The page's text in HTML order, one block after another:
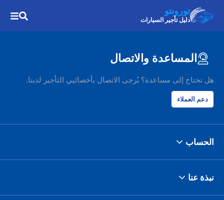
تورونتو
دليل تأجير السيارات
المساعدة والاتصال
هل تحتاج إلى مساعدة؟ يُرجى الاتصال بأخصائيي التأجير لدينا.
دعم العملاء
الحساب
نبذة عنا